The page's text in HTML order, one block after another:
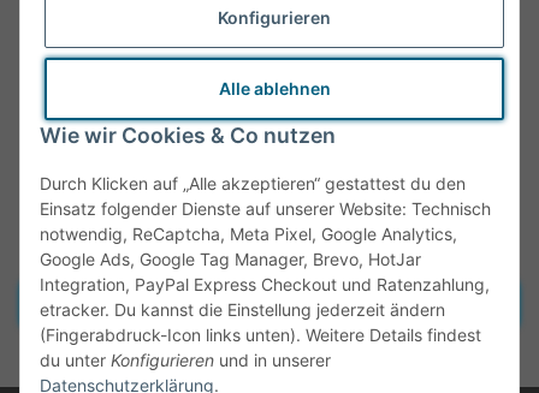
Konfigurieren
Alle ablehnen
Wie wir Cookies & Co nutzen
Durch Klicken auf „Alle akzeptieren“ gestattest du den
Einsatz folgender Dienste auf unserer Website: Technisch
notwendig, ReCaptcha, Meta Pixel, Google Analytics,
Google Ads, Google Tag Manager, Brevo, HotJar
Integration, PayPal Express Checkout und Ratenzahlung,
etracker. Du kannst die Einstellung jederzeit ändern
(Fingerabdruck-Icon links unten). Weitere Details findest
du unter Konfigurieren und in unserer
Datenschutzerklärung.
Vertrag widerrufen
* Alle Preise inkl. gesetzlicher MwSt., zzgl. Versand